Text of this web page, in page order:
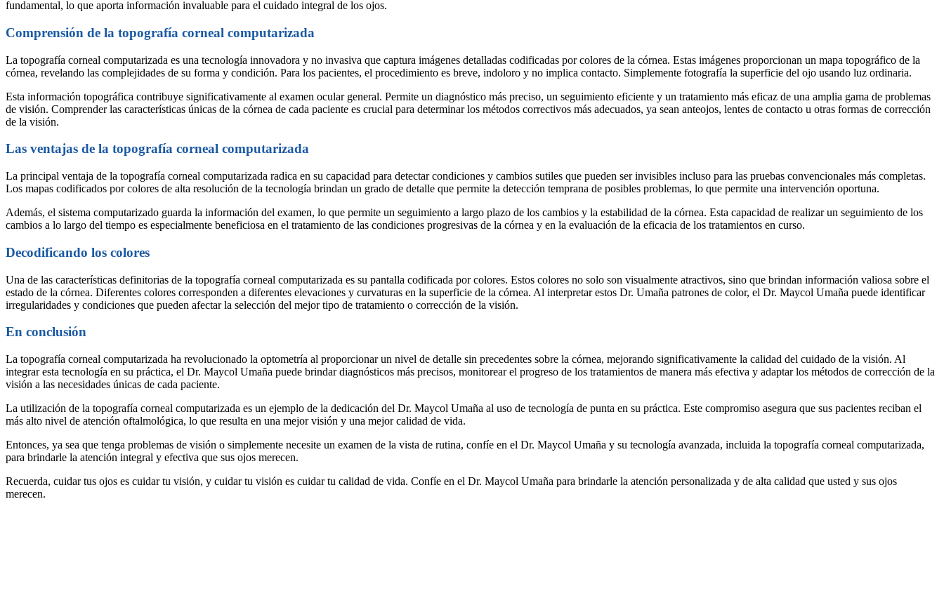
fundamental, lo que aporta información invaluable para el cuidado integral de los ojos.
Comprensión de la topografía corneal computarizada
La topografía corneal computarizada es una tecnología innovadora y no invasiva que captura imágenes detalladas codificadas por colores de la córnea. Estas imágenes proporcionan un mapa topográfico de la
córnea, revelando las complejidades de su forma y condición. Para los pacientes, el procedimiento es breve, indoloro y no implica contacto. Simplemente fotografía la superficie del ojo usando luz ordinaria.
Esta información topográfica contribuye significativamente al examen ocular general. Permite un diagnóstico más preciso, un seguimiento eficiente y un tratamiento más eficaz de una amplia gama de problemas
de visión. Comprender las características únicas de la córnea de cada paciente es crucial para determinar los métodos correctivos más adecuados, ya sean anteojos, lentes de contacto u otras formas de corrección
de la visión.
Las ventajas de la topografía corneal computarizada
La principal ventaja de la topografía corneal computarizada radica en su capacidad para detectar condiciones y cambios sutiles que pueden ser invisibles incluso para las pruebas convencionales más completas.
Los mapas codificados por colores de alta resolución de la tecnología brindan un grado de detalle que permite la detección temprana de posibles problemas, lo que permite una intervención oportuna.
Además, el sistema computarizado guarda la información del examen, lo que permite un seguimiento a largo plazo de los cambios y la estabilidad de la córnea. Esta capacidad de realizar un seguimiento de los
cambios a lo largo del tiempo es especialmente beneficiosa en el tratamiento de las condiciones progresivas de la córnea y en la evaluación de la eficacia de los tratamientos en curso.
Decodificando los colores
Una de las características definitorias de la topografía corneal computarizada es su pantalla codificada por colores. Estos colores no solo son visualmente atractivos, sino que brindan información valiosa sobre el
estado de la córnea. Diferentes colores corresponden a diferentes elevaciones y curvaturas en la superficie de la córnea. Al interpretar estos Dr. Umaña patrones de color, el Dr. Maycol Umaña puede identificar
irregularidades y condiciones que pueden afectar la selección del mejor tipo de tratamiento o corrección de la visión.
En conclusión
La topografía corneal computarizada ha revolucionado la optometría al proporcionar un nivel de detalle sin precedentes sobre la córnea, mejorando significativamente la calidad del cuidado de la visión. Al
integrar esta tecnología en su práctica, el Dr. Maycol Umaña puede brindar diagnósticos más precisos, monitorear el progreso de los tratamientos de manera más efectiva y adaptar los métodos de corrección de la
visión a las necesidades únicas de cada paciente.
La utilización de la topografía corneal computarizada es un ejemplo de la dedicación del Dr. Maycol Umaña al uso de tecnología de punta en su práctica. Este compromiso asegura que sus pacientes reciban el
más alto nivel de atención oftalmológica, lo que resulta en una mejor visión y una mejor calidad de vida.
Entonces, ya sea que tenga problemas de visión o simplemente necesite un examen de la vista de rutina, confíe en el Dr. Maycol Umaña y su tecnología avanzada, incluida la topografía corneal computarizada,
para brindarle la atención integral y efectiva que sus ojos merecen.
Recuerda, cuidar tus ojos es cuidar tu visión, y cuidar tu visión es cuidar tu calidad de vida. Confíe en el Dr. Maycol Umaña para brindarle la atención personalizada y de alta calidad que usted y sus ojos
merecen.